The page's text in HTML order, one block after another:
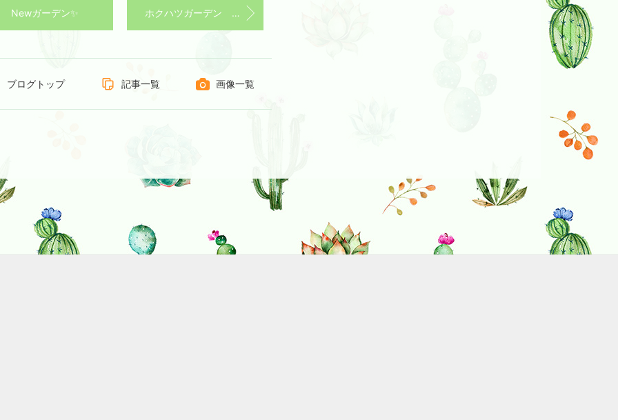
Newガーデン✨ ホクハツガーデン 冬から春に向けて
ブログトップ 記事一覧 画像一覧